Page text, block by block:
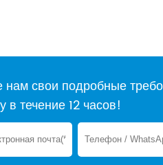
нам свои подробные
в течение 12 часов!